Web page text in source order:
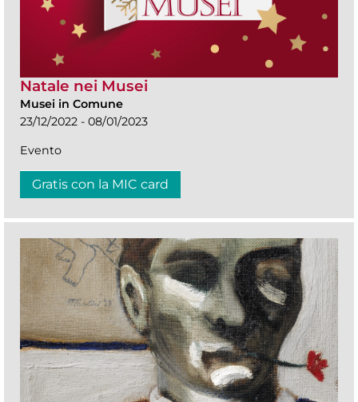
Natale nei Musei
Musei in Comune
23/12/2022 - 08/01/2023
Evento
Gratis con la MIC card